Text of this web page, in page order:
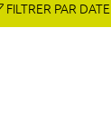
FILTRER PAR DATE